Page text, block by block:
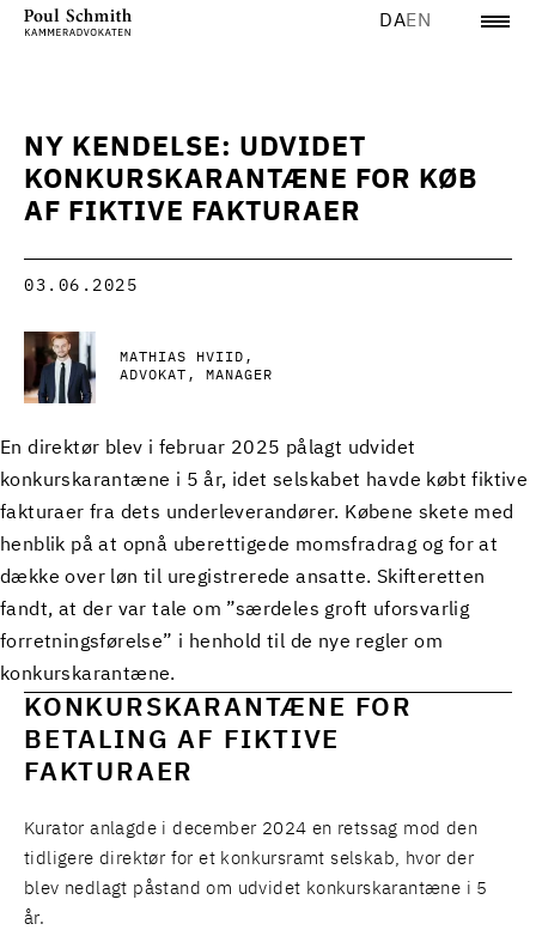
DAEN
NY KENDELSE: UDVIDET
KONKURSKARANTÆNE FOR KØB
AF FIKTIVE FAKTURAER
03.06.2025
MATHIAS HVIID
ADVOKAT, MANAGER
En direktør blev i februar 2025 pålagt udvidet
konkurskarantæne i 5 år, idet selskabet havde købt fiktive
fakturaer fra dets underleverandører. Købene skete med
henblik på at opnå uberettigede momsfradrag og for at
dække over løn til uregistrerede ansatte. Skifteretten
fandt, at der var tale om ”særdeles groft uforsvarlig
forretningsførelse” i henhold til de nye regler om
konkurskarantæne.
KONKURSKARANTÆNE FOR
BETALING AF FIKTIVE
FAKTURAER
Kurator anlagde i december 2024 en retssag mod den
tidligere direktør for et konkursramt selskab, hvor der
blev nedlagt påstand om udvidet konkurskarantæne i 5
år.